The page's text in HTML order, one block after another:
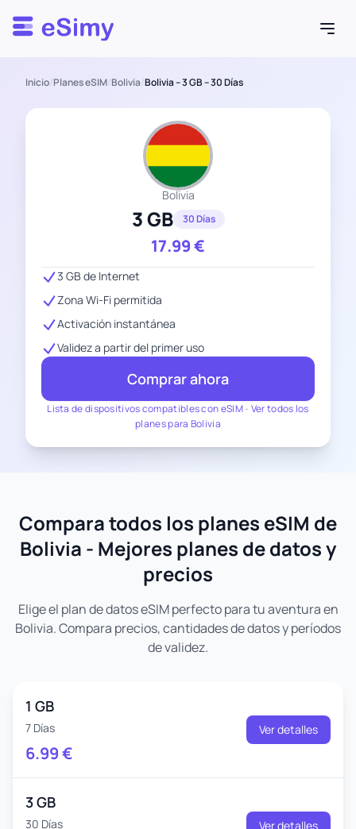
Esimy
Inicio/Planes eSIM/Bolivia/Bolivia – 3 GB – 30 Días
Bolivia
3 GB 30 Días
17.99€
Lista de dispositivos compatibles con eSIM- Ver todos los
planes para Bolivia
3 GB de Internet
Zona Wi-Fi permitida
Activación instantánea
Validez a partir del primer uso
Comprar ahora
Compara todos los planes eSIM de
Bolivia - Mejores planes de datos y
precios
Elige el plan de datos eSIM perfecto para tu aventura en
Bolivia. Compara precios, cantidades de datos y períodos
de validez.
1 GB
7 Días
6.99€
Ver detalles
3 GB
30 Días Ver detalles